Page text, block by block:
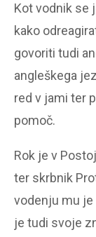
Kot vodnik se
kako
govoriti tudi
angleškega
red v jami ter
pomoč.
Rok je v
ter skrbnik
vodenju mu je
je tudi svoje